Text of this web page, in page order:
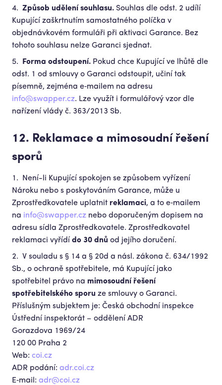
Způsob udělení souhlasu. Souhlas dle odst. 2 udílí
Kupující zaškrtnutím samostatného políčka v
objednávkovém formuláři při aktivaci Garance. Bez
tohoto souhlasu nelze Garanci sjednat.
Forma odstoupení. Pokud chce Kupující ve lhůtě dle
odst. 1 od smlouvy o Garanci odstoupit, učiní tak
písemně, zejména e‑mailem na adresu
info@swapper.cz. Lze využít i formulářový vzor dle
nařízení vlády č. 363/2013 Sb.
12. Reklamace a mimosoudní řešení
sporů
Není-li Kupující spokojen se způsobem vyřízení
Nároku nebo s poskytováním Garance, může u
Zprostředkovatele uplatnit reklamaci, a to e‑mailem
na info@swapper.cz nebo doporučeným dopisem na
adresu sídla Zprostředkovatele. Zprostředkovatel
reklamaci vyřídí do 30 dnů od jejího doručení.
V souladu s § 14 a § 20d a násl. zákona č. 634/1992
Sb., o ochraně spotřebitele, má Kupující jako
spotřebitel právo na mimosoudní řešení
spotřebitelského sporu ze smlouvy o Garanci.
Příslušným subjektem je: Česká obchodní inspekce
Ústřední inspektorát – oddělení ADR
Gorazdova 1969/24
120 00 Praha 2
Web: coi.cz
ADR podání: adr.coi.cz
E‑mail: adr@coi.cz